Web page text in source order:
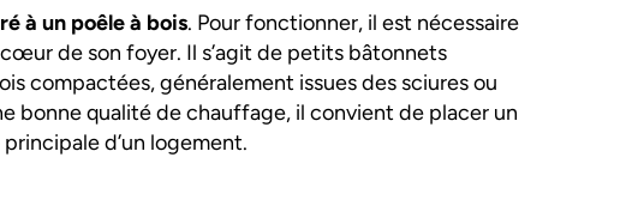
à un poêle à bois. Pour fonctionner, il est nécessaire
de son foyer. Il s’agit de petits bâtonnets
compactées, généralement issues des sciures ou
bonne qualité de chauffage, il convient de placer un
d’un logement.